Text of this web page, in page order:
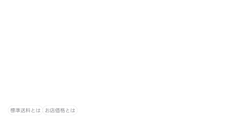
標準送料とは お店価格とは